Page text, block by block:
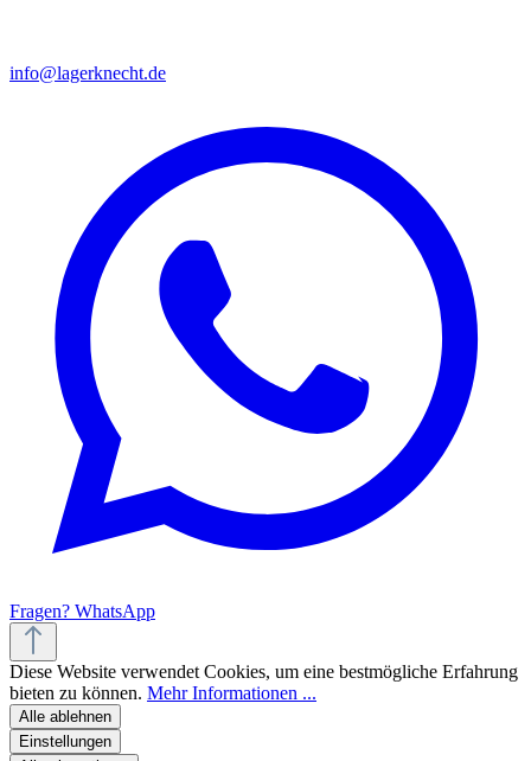
info@lagerknecht.de
Fragen? WhatsApp
Diese Website verwendet Cookies, um eine bestmögliche Erfahrung
bieten zu können. Mehr Informationen ...
Alle ablehnen
Einstellungen